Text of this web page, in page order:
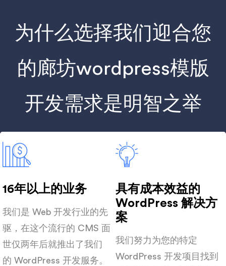
为什么选择我们迎合您
的廊坊wordpress模版
开发需求是明智之举
16年以上的业务
我们是 Web 开发行业的先
驱，在这个流行的 CMS 面
世仅两年后就推出了我们
的 WordPress 开发服务。
具有成本效益的
WordPress 解决方
案
我们努力为您的特定
WordPress 开发项目找到